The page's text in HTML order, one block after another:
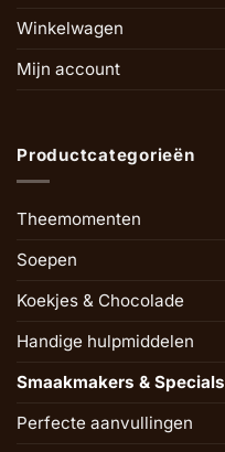
Winkelwagen
Mijn account
Productcategorieën
Theemomenten
Soepen
Koekjes & Chocolade
Handige hulpmiddelen
Smaakmakers & Specials
Perfecte aanvullingen